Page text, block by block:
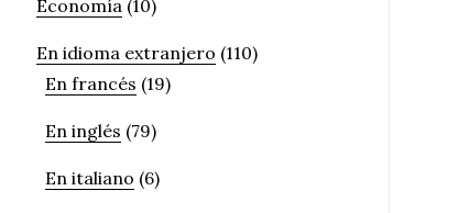
Economía (10)
En idioma extranjero (110)
En francés (19)
En inglés (79)
En italiano (6)